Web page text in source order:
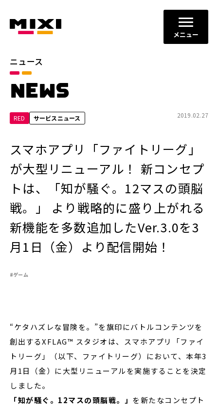
メニュー
ニュース
NEWS
RED サービスニュース 2019.02.27
スマホアプリ「ファイトリーグ」
が大型リニューアル！ 新コンセプ
トは、「知が騒ぐ。12マスの頭脳
戦。」 より戦略的に盛り上がれる
新機能を多数追加したVer.3.0を3
月1日（金）より配信開始！
#ゲーム
“ケタハズレな冒険を。”を旗印にバトルコンテンツを
創出するXFLAG™ スタジオは、
スマホアプリ「ファイ
トリーグ」（以下、ファイトリーグ）において、本年3
月1日（金）に大型リニューアルを実施することを決定
しました。
「知が騒ぐ。12マスの頭脳戦。」 を新たなコンセプト
カテゴリ
お知らせ
2026年 2025年